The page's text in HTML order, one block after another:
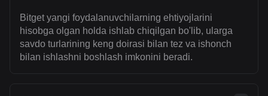
Bitget yangi foydalanuvchilarning ehtiyojlarini
hisobga olgan holda ishlab chiqilgan bo'lib, ularga
savdo turlarining keng doirasi bilan tez va ishonch
bilan ishlashni boshlash imkonini beradi.